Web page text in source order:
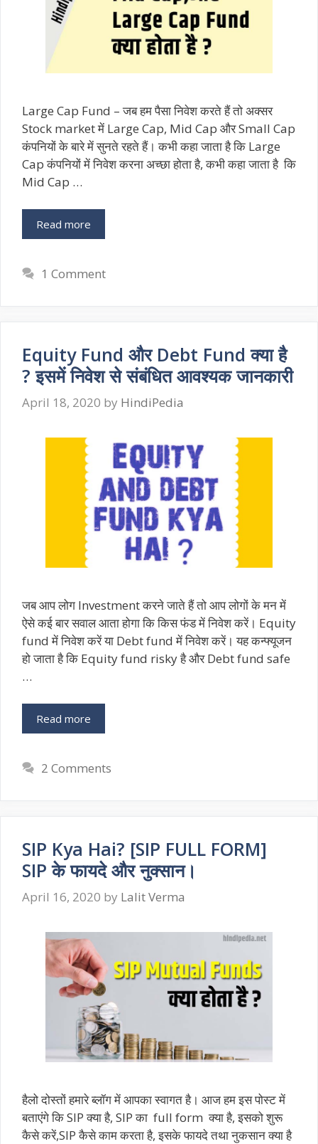
Large Cap Fund – जब हम पैसा निवेश करते हैं तो अक्सर
Stock market में Large Cap, Mid Cap और Small Cap
कंपनियों के बारे में सुनते रहते हैं। कभी कहा जाता है कि Large
Cap कंपनियों में निवेश करना अच्छा होता है, कभी कहा जाता है कि
Mid Cap …
Read more
1 Comment
Equity Fund और Debt Fund क्या है
? इसमें निवेश से संबंधित आवश्यक जानकारी
April 18, 2020 by HindiPedia
जब आप लोग Investment करने जाते हैं तो आप लोगों के मन में
ऐसे कई बार सवाल आता होगा कि किस फंड में निवेश करें। Equity
fund में निवेश करें या Debt fund में निवेश करें। यह कन्फ्यूजन
हो जाता है कि Equity fund risky है और Debt fund safe
…
Read more
2 Comments
SIP Kya Hai? [SIP FULL FORM]
SIP के फायदे और नुक्सान।
April 16, 2020 by Lalit Verma
हैलो दोस्तों हमारे ब्लॉग में आपका स्वागत है। आज हम इस पोस्ट में
बताएंगे कि SIP क्या है, SIP का full form क्या है, इसको शुरू
कैसे करें,SIP कैसे काम करता है, इसके फायदे तथा नुकसान क्या है